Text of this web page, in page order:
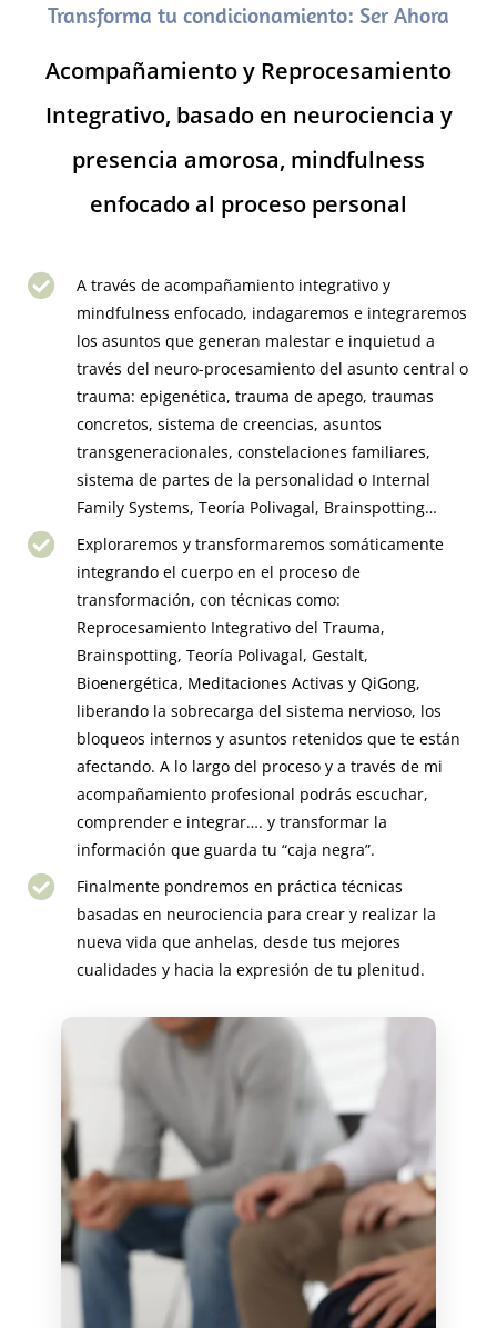
Transforma tu condicionamiento: Ser Ahora
Acompañamiento y Reprocesamiento
Integrativo, basado en neurociencia y
presencia amorosa, mindfulness
enfocado al proceso personal
A través de acompañamiento integrativo y
mindfulness enfocado, indagaremos e integraremos
los asuntos que generan malestar e inquietud a
través del neuro-procesamiento del asunto central o
trauma: epigenética, trauma de apego, traumas
concretos, sistema de creencias, asuntos
transgeneracionales, constelaciones familiares,
sistema de partes de la personalidad o Internal
Family Systems, Teoría Polivagal, Brainspotting…
Exploraremos y transformaremos somáticamente
integrando el cuerpo en el proceso de
transformación, con técnicas como:
Reprocesamiento Integrativo del Trauma,
Brainspotting, Teoría Polivagal, Gestalt,
Bioenergética, Meditaciones Activas y QiGong,
liberando la sobrecarga del sistema nervioso, los
bloqueos internos y asuntos retenidos que te están
afectando. A lo largo del proceso y a través de mi
acompañamiento profesional podrás escuchar,
comprender e integrar…. y transformar la
información que guarda tu “caja negra”.
Finalmente pondremos en práctica técnicas
basadas en neurociencia para crear y realizar la
nueva vida que anhelas, desde tus mejores
cualidades y hacia la expresión de tu plenitud.